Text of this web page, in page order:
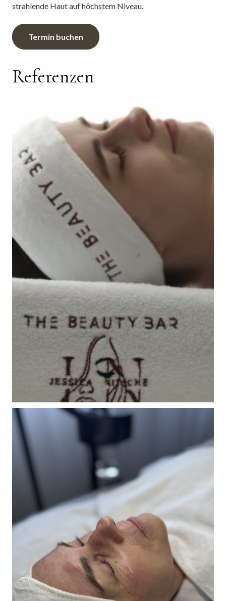
strahlende Haut auf höchstem Niveau.
Termin buchen
Referenzen